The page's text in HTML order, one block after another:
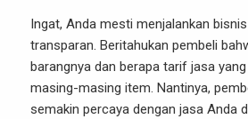
Ingat, Anda mesti menjalankan
transparan. Beritahukan pembeli
barangnya dan berapa tarif jasa
masing-masing item. Nantinya,
semakin percaya dengan jasa Anda